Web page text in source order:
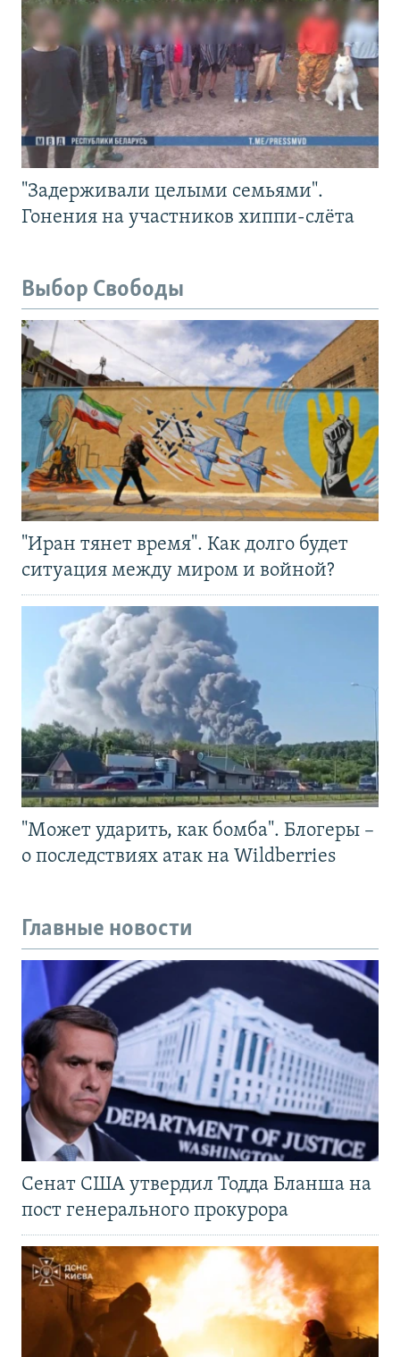
"Задерживали целыми семьями".
Гонения на участников хиппи-слёта
Выбор Свободы
"Иран тянет время". Как долго будет
ситуация между миром и войной?
"Может ударить, как бомба". Блогеры –
о последствиях атак на Wildberries
Главные новости
Сенат США утвердил Тодда Бланша на
пост генерального прокурора